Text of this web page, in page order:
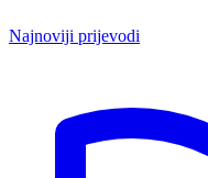
Najnoviji prijevodi